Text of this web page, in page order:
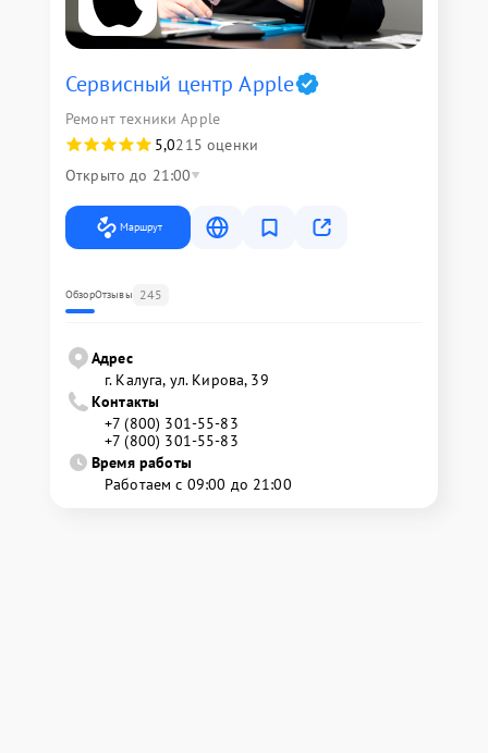
Сервисный центр Apple
Ремонт техники Apple
5,0215 оценки
Открыто до 21:00
Маршрут
ОбзорОтзывы 245
Адрес
г. Калуга, ул. Кирова, 39
Контакты
+7 (800) 301-55-83
+7 (800) 301-55-83
Время работы
Работаем с 09:00 до 21:00